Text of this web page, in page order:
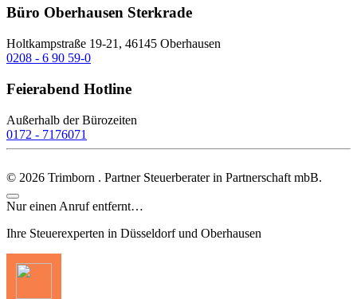
Büro Oberhausen Sterkrade
Holtkampstraße 19-21, 46145 Oberhausen
0208 - 6 90 59-0
Feierabend Hotline
Außerhalb der Bürozeiten
0172 - 7176071
© 2026 Trimborn . Partner Steuerberater in Partnerschaft mbB.
Nur einen Anruf entfernt…
Ihre Steuerexperten in Düsseldorf und Oberhausen